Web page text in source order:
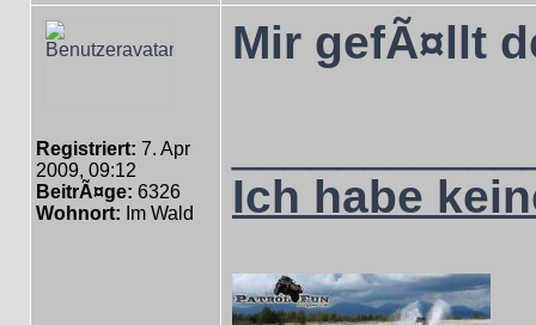
Registriert: 7. Apr
2009, 09:12
BeitrÃ¤ge: 6326
Wohnort: Im Wald
Mir gefÃ¤llt
Ich habe